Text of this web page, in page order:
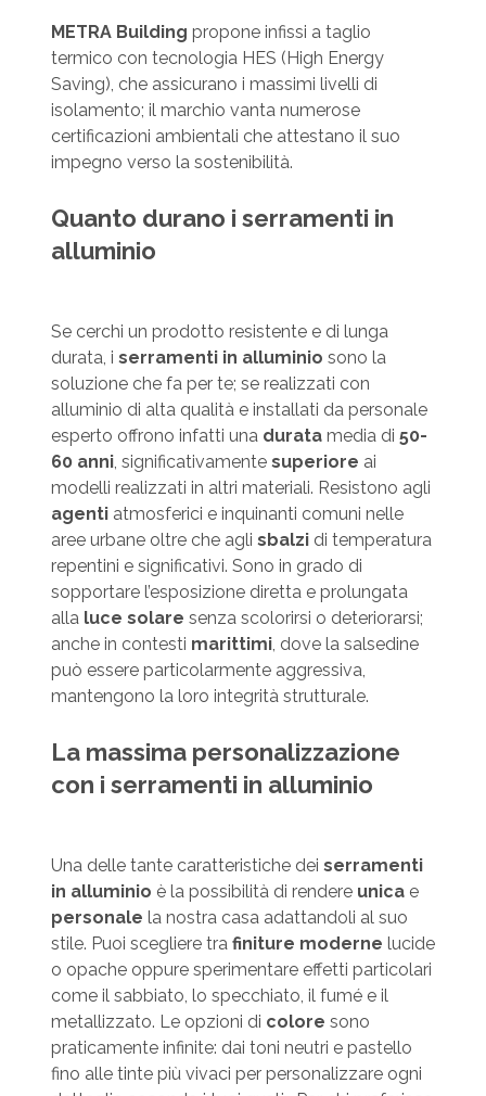
METRA Building propone infissi a taglio
termico con tecnologia HES (High Energy
Saving), che assicurano i massimi livelli di
isolamento; il marchio vanta numerose
certificazioni ambientali che attestano il suo
impegno verso la sostenibilità.
Quanto durano i serramenti in
alluminio
Se cerchi un prodotto resistente e di lunga
durata, i serramenti in alluminio sono la
soluzione che fa per te; se realizzati con
alluminio di alta qualità e installati da personale
esperto offrono infatti una duratamedia di 50-
60 anni, significativamente superiore ai
modelli realizzati in altri materiali. Resistono agli
agentiatmosferici e inquinanti comuni nelle
aree urbane oltre che agli sbalzidi temperatura
repentini e significativi. Sono in grado di
sopportare l’esposizione diretta e prolungata
alla luce solare senza scolorirsi o deteriorarsi;
anche in contesti marittimi, dove la salsedine
può essere particolarmente aggressiva,
mantengono la loro integrità strutturale.
La massima personalizzazione
con i serramenti in alluminio
Una delle tante caratteristiche dei serramenti
in alluminio è la possibilità di rendere unicae
personale la nostra casa adattandoli al suo
stile. Puoi scegliere tra finiture moderne lucide
o opache oppure sperimentare effetti particolari
come il sabbiato, lo specchiato, il fumé e il
metallizzato. Le opzioni di colore sono
praticamente infinite: dai toni neutri e pastello
fino alle tinte più vivaci per personalizzare ogni